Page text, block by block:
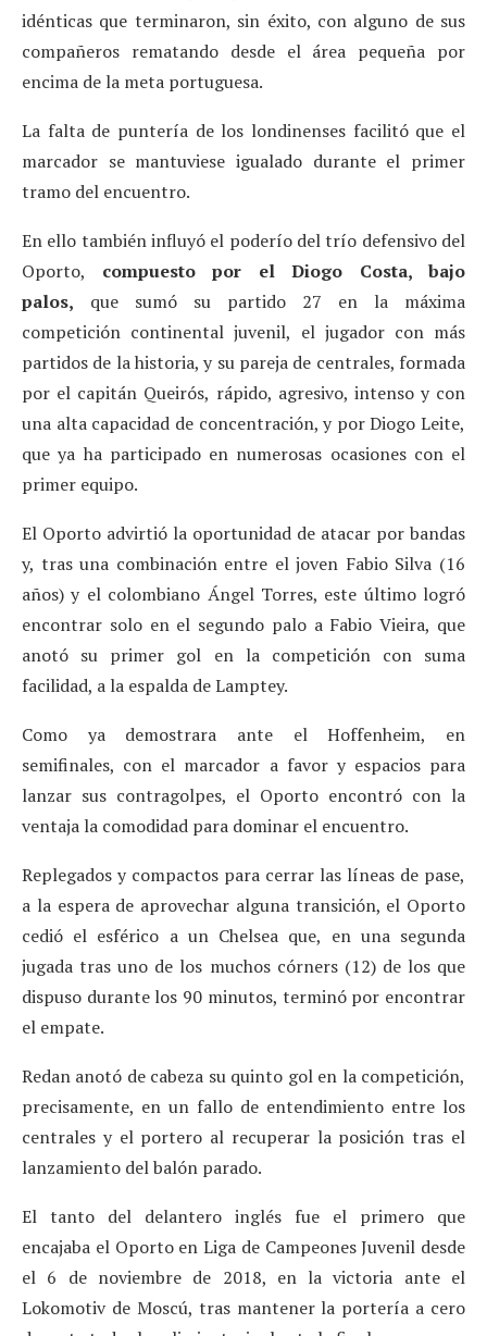
idénticas que terminaron, sin éxito, con alguno de sus
compañeros rematando desde el área pequeña por
encima de la meta portuguesa.
La falta de puntería de los londinenses facilitó que el
marcador se mantuviese igualado durante el primer
tramo del encuentro.
En ello también influyó el poderío del trío defensivo del
Oporto, compuesto por el Diogo Costa, bajo
palos, que sumó su partido 27 en la máxima
competición continental juvenil, el jugador con más
partidos de la historia, y su pareja de centrales, formada
por el capitán Queirós, rápido, agresivo, intenso y con
una alta capacidad de concentración, y por Diogo Leite,
que ya ha participado en numerosas ocasiones con el
primer equipo.
El Oporto advirtió la oportunidad de atacar por bandas
y, tras una combinación entre el joven Fabio Silva (16
años) y el colombiano Ángel Torres, este último logró
encontrar solo en el segundo palo a Fabio Vieira, que
anotó su primer gol en la competición con suma
facilidad, a la espalda de Lamptey.
Como ya demostrara ante el Hoffenheim, en
semifinales, con el marcador a favor y espacios para
lanzar sus contragolpes, el Oporto encontró con la
ventaja la comodidad para dominar el encuentro.
Replegados y compactos para cerrar las líneas de pase,
a la espera de aprovechar alguna transición, el Oporto
cedió el esférico a un Chelsea que, en una segunda
jugada tras uno de los muchos córners (12) de los que
dispuso durante los 90 minutos, terminó por encontrar
el empate.
Redan anotó de cabeza su quinto gol en la competición,
precisamente, en un fallo de entendimiento entre los
centrales y el portero al recuperar la posición tras el
lanzamiento del balón parado.
El tanto del delantero inglés fue el primero que
encajaba el Oporto en Liga de Campeones Juvenil desde
el 6 de noviembre de 2018, en la victoria ante el
Lokomotiv de Moscú, tras mantener la portería a cero